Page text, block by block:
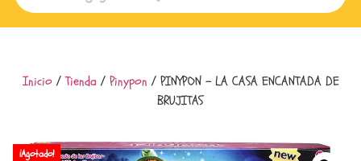
Inicio/Tienda / Pinypon / PINYPON – LA CASA ENCANTADA DE
BRUJITAS
¡Agotado!